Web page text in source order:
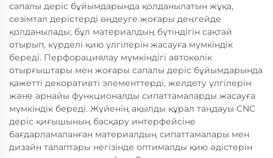
сапалы деріс бұйымдарында қолданылатын жұқа,
сезімтал дерістерді өңдеуге жоғары деңгейде
қолданылады; бұл материалдың бүтіндігін сақтай
отырып, күрделі қию үлгілерін жасауға мүмкіндік
береді. Перфорациялау мүмкіндігі автокөлік
отырғыштары мен жоғары сапалы деріс бұйымдарында
қажетті декоративті элементтерді, желдету үлгілерін
және арнайы функционалды сипаттамаларды жасауға
мүмкіндік береді. Жүйенің ақылды құрал таңдауы CNC
деріс қиғышының басқару интерфейсіне
бағдарламаланған материалдың сипаттамалары мен
дизайн талаптары негізінде оптималды қию әдістерін